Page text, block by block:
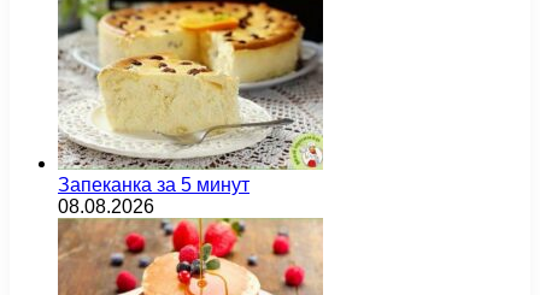
Запеканка за 5 минут
08.08.2026